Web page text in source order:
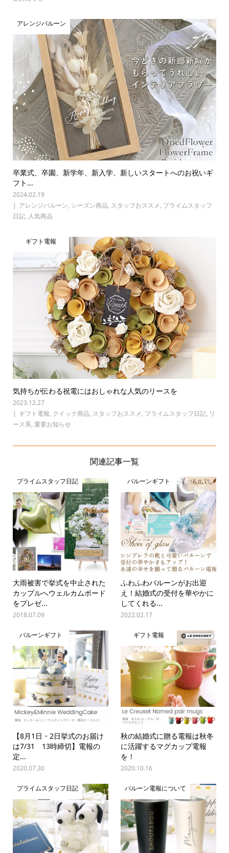
アレンジバルーン
卒業式、卒園、新学年、新入学、新しいスタートへのお祝いギ
フト...
2024.02.19
アレンジバルーン, シーズン商品, スタッフおススメ, プライムスタッフ
日記, 人気商品
ギフト電報
気持ちが伝わる祝電にはおしゃれな人気のリースを
2023.12.27
ギフト電報, クイック商品, スタッフおススメ, プライムスタッフ日記, リ
ース系, 重要お知らせ
関連記事一覧
プライムスタッフ日記
大雨被害で挙式を中止された
カップルへウェルカムボード
をプレゼ...
2018.07.09
バルーンギフト
ふわふわバルーンがお出迎
え！結婚式の受付を華やかに
してくれる...
2022.02.17
バルーンギフト
【8月1日・2日挙式のお届け
は7/31 13時締切】電報の
定...
2020.07.30
ギフト電報
秋の結婚式に贈る電報は秋冬
に活躍するマグカップ電報
を！
2020.10.16
プライムスタッフ日記 バルーン電報について